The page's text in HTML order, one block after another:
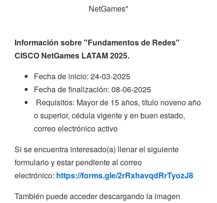
NetGames"
Información sobre "Fundamentos de Redes"
CISCO NetGames LATAM 2025.
Fecha de inicio: 24-03-2025
Fecha de finalización: 08-06-2025
Requisitos: Mayor de 15 años, título noveno año
o superior, cédula vigente y en buen estado,
correo electrónico activo
Si se encuentra interesado(a) llenar el siguiente
formulario y estar pendiente al correo
electrónico: https://forms.gle/2rRxhavqdRrTyozJ8
También puede acceder descargando la imagen